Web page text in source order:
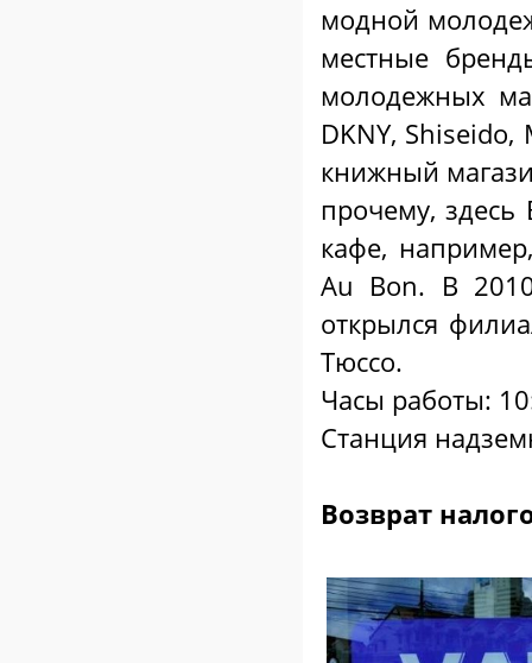
модной
местные
молодежных
DKNY,
книжный
прочему,
кафе,
Au Bon. В
открылся
Тюссо.
Часы работы:
Станция
Возврат